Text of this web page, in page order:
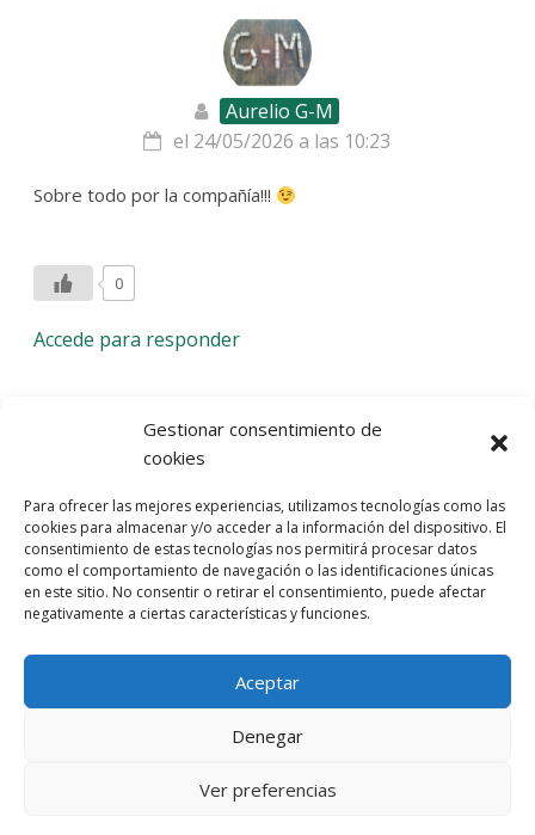
Gestionar consentimiento de
cookies
Para ofrecer las mejores experiencias, utilizamos tecnologías como las
cookies para almacenar y/o acceder a la información del dispositivo. El
consentimiento de estas tecnologías nos permitirá procesar datos
como el comportamiento de navegación o las identificaciones únicas
en este sitio. No consentir o retirar el consentimiento, puede afectar
negativamente a ciertas características y funciones.
Aceptar
Denegar
Ver preferencias
Aurelio G-M
el 24/05/2026 a las 10:23
Sobre todo por la compañía!!!
0
Accede para responder
Deja una respuesta
comentario.
Entra con tu red social
He leído y acepto laPolítica de Privacidad